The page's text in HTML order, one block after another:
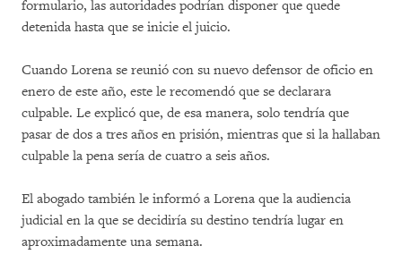
formulario, las autoridades podrían disponer que quede
detenida hasta que se inicie el juicio.
Cuando Lorena se reunió con su nuevo defensor de oficio en
enero de este año, este le recomendó que se declarara
culpable. Le explicó que, de esa manera, solo tendría que
pasar de dos a tres años en prisión, mientras que si la hallaban
culpable la pena sería de cuatro a seis años.
El abogado también le informó a Lorena que la audiencia
judicial en la que se decidiría su destino tendría lugar en
aproximadamente una semana.